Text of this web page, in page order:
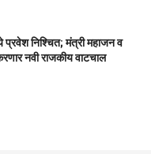
प्रवेश निश्चित; मंत्री महाजन व
नवी राजकीय वाटचाल